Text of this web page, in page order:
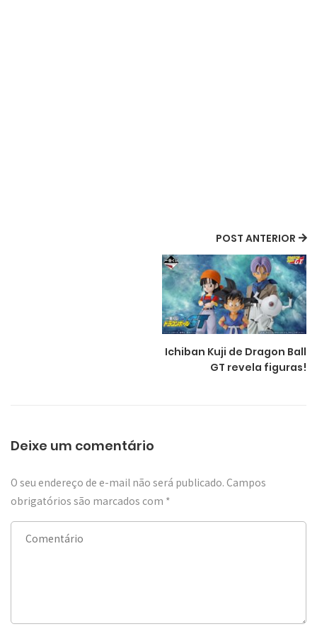
POST ANTERIOR
Ichiban Kuji de Dragon Ball
GT revela figuras!
Deixe um comentário
O seu endereço de e-mail não será publicado. Campos
obrigatórios são marcados com *